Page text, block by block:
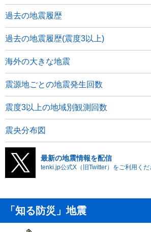
過去の地震履歴
過去の地震履歴(震度3以上)
海外の大きな地震
震源地ごとの地震発生回数
震度3以上の地域別観測回数
震央分布図
最新の地震情報を配信
tenki.jp公式X（旧Twitter）をご利用くだ
「知る防災」地震